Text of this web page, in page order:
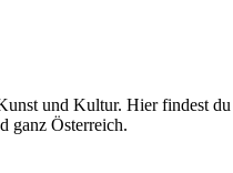
und Kultur. Hier findest
ganz Österreich.